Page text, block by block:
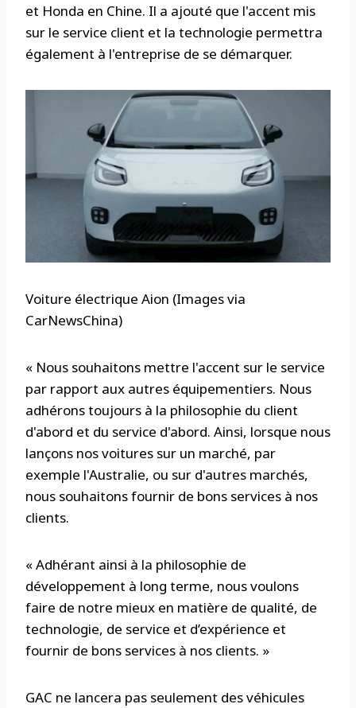
et Honda en Chine. Il a ajouté que l'accent mis
sur le service client et la technologie permettra
également à l'entreprise de se démarquer.
Voiture électrique Aion (Images via
CarNewsChina)
« Nous souhaitons mettre l'accent sur le service
par rapport aux autres équipementiers. Nous
adhérons toujours à la philosophie du client
d'abord et du service d'abord. Ainsi, lorsque nous
lançons nos voitures sur un marché, par
exemple l'Australie, ou sur d'autres marchés,
nous souhaitons fournir de bons services à nos
clients.
« Adhérant ainsi à la philosophie de
développement à long terme, nous voulons
faire de notre mieux en matière de qualité, de
technologie, de service et d’expérience et
fournir de bons services à nos clients. »
GAC ne lancera pas seulement des véhicules